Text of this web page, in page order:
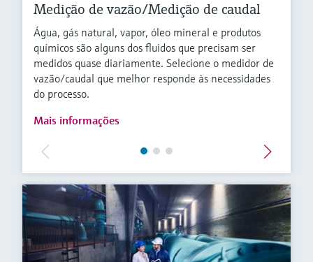
Medição de vazão/Medição de caudal
Água, gás natural, vapor, óleo mineral e produtos
químicos são alguns dos fluidos que precisam ser
medidos quase diariamente. Selecione o medidor de
vazão/caudal que melhor responde às necessidades
do processo.
Mais informações